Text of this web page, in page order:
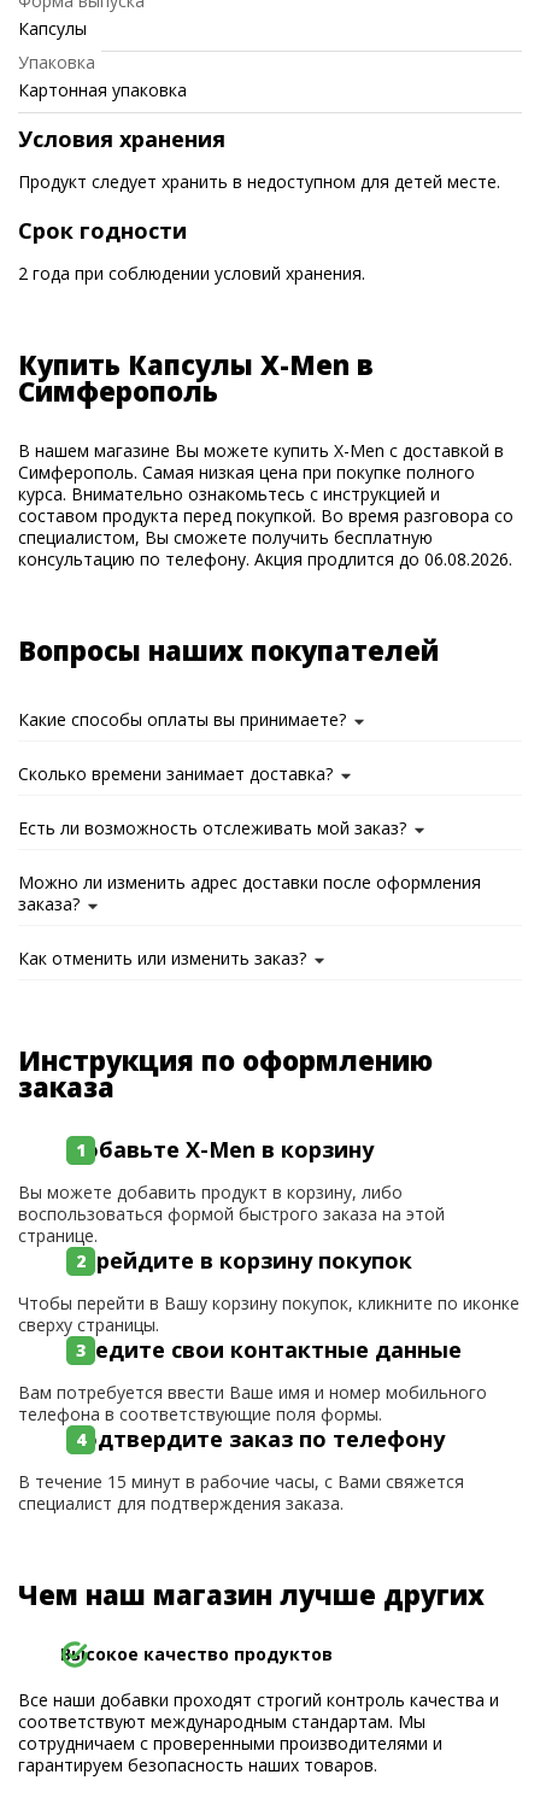
Капсулы
Упаковка
Картонная упаковка
Условия хранения
Продукт следует хранить в недоступном для детей месте.
Срок годности
2 года при соблюдении условий хранения.
Купить Капсулы X-Men в
Симферополь
В нашем магазине Вы можете купить X-Men с доставкой в
Симферополь. Самая низкая цена при покупке полного
курса. Внимательно ознакомьтесь с инструкцией и
составом продукта перед покупкой. Во время разговора со
специалистом, Вы сможете получить бесплатную
консультацию по телефону. Акция продлится до 06.08.2026.
Вопросы наших покупателей
Какие способы оплаты вы принимаете?
Сколько времени занимает доставка?
Есть ли возможность отслеживать мой заказ?
Можно ли изменить адрес доставки после оформления
заказа?
Как отменить или изменить заказ?
Инструкция по оформлению
заказа
Добавьте X-Men в корзину
Вы можете добавить продукт в корзину, либо
воспользоваться формой быстрого заказа на этой
странице.
Перейдите в корзину покупок
Чтобы перейти в Вашу корзину покупок, кликните по иконке
сверху страницы.
Введите свои контактные данные
Вам потребуется ввести Ваше имя и номер мобильного
телефона в соответствующие поля формы.
Подтвердите заказ по телефону
В течение 15 минут в рабочие часы, с Вами свяжется
специалист для подтверждения заказа.
Чем наш магазин лучше других
Высокое качество продуктов
Все наши добавки проходят строгий контроль качества и
соответствуют международным стандартам. Мы
сотрудничаем с проверенными производителями и
гарантируем безопасность наших товаров.